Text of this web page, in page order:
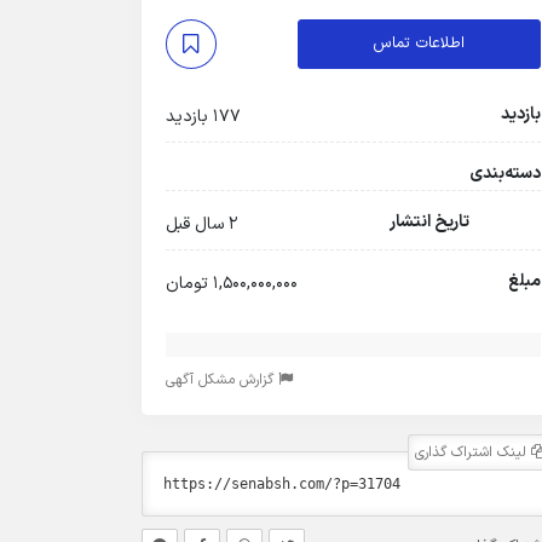
اطلاعات تماس
بازدید 177 بازدید
دسته‌بندی
تاریخ انتشار
2 سال قبل
مبلغ 1,500,000,000 تومان
گزارش مشکل آگهی
لینک اشتراک گذاری